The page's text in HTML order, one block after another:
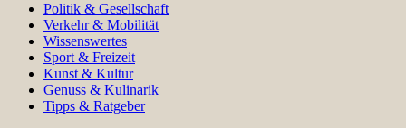
Politik & Gesellschaft
Verkehr & Mobilität
Wissenswertes
Sport & Freizeit
Kunst & Kultur
Genuss & Kulinarik
Tipps & Ratgeber